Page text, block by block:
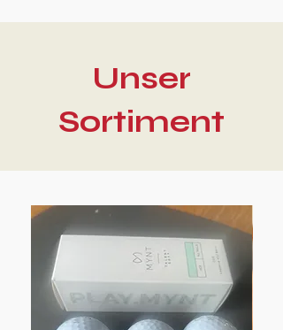
Unser
Sortiment